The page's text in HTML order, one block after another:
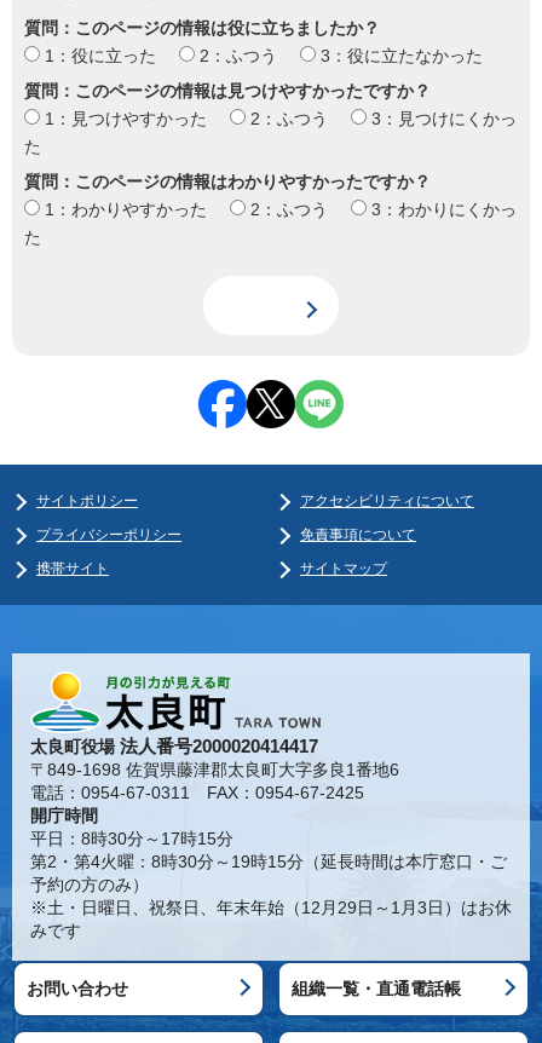
質問：このページの情報は役に立ちましたか？
1：役に立った
2：ふつう
3：役に立たなかった
質問：このページの情報は見つけやすかったですか？
1：見つけやすかった
2：ふつう
3：見つけにくかっ
た
質問：このページの情報はわかりやすかったですか？
1：わかりやすかった
2：ふつう
3：わかりにくかっ
た
サイトポリシー
アクセシビリティについて
プライバシーポリシー
免責事項について
携帯サイト
サイトマップ
太良町役場法人番号2000020414417
〒849-1698 佐賀県藤津郡太良町大字多良1番地6
電話：0954-67-0311 FAX：0954-67-2425
開庁時間
平日：8時30分～17時15分
第2・第4火曜：8時30分～19時15分（延長時間は本庁窓口・ご
予約の方のみ）
※土・日曜日、祝祭日、年末年始（12月29日～1月3日）はお休
みです
お問い合わせ 組織一覧・直通電話帳